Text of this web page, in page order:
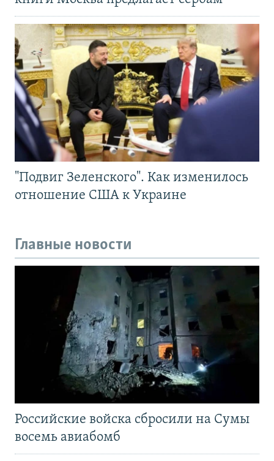
"Подвиг Зеленского". Как изменилось
отношение США к Украине
Главные новости
Российские войска сбросили на Сумы
восемь авиабомб